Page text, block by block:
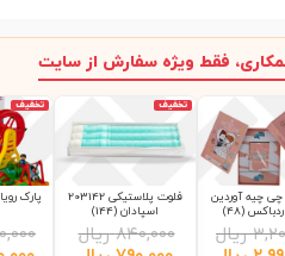
فقط ویژه سفارش از سایت
چی چیه آوردین
ریال
تخفیف
فلوت پلاستیکی 203142
اسپادان (144)
۸۴۰,۰۰۰ ریال
تخفیف
پارک رویایی 90